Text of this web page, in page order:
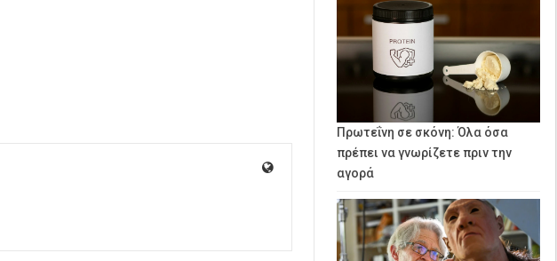
Πρωτεΐνη σε σκόνη: Όλα όσα
πρέπει να γνωρίζετε πριν την
αγορά